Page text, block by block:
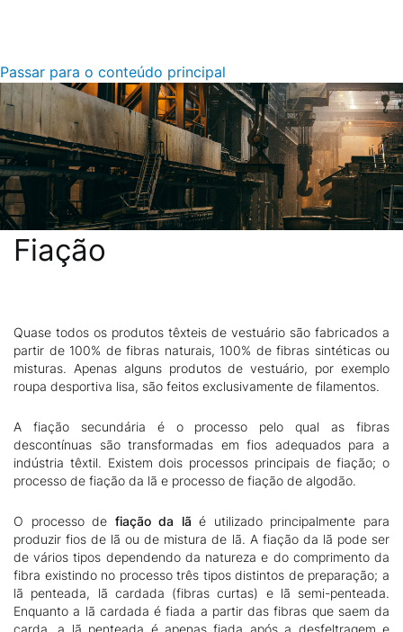
Passar para o conteúdo principal
Fiação
Descrição
Quase todos os produtos têxteis de vestuário são fabricados a
partir de 100% de fibras naturais, 100% de fibras sintéticas ou
misturas. Apenas alguns produtos de vestuário, por exemplo
roupa desportiva lisa, são feitos exclusivamente de filamentos.
A fiação secundária é o processo pelo qual as fibras
descontínuas são transformadas em fios adequados para a
indústria têxtil. Existem dois processos principais de fiação; o
processo de fiação da lã e processo de fiação de algodão.
O processo de fiação da lã é utilizado principalmente para
produzir fios de lã ou de mistura de lã. A fiação da lã pode ser
de vários tipos dependendo da natureza e do comprimento da
fibra existindo no processo três tipos distintos de preparação; a
lã penteada, lã cardada (fibras curtas) e lã semi-penteada.
Enquanto a lã cardada é fiada a partir das fibras que saem da
carda, a lã penteada é apenas fiada após a desfeltragem e